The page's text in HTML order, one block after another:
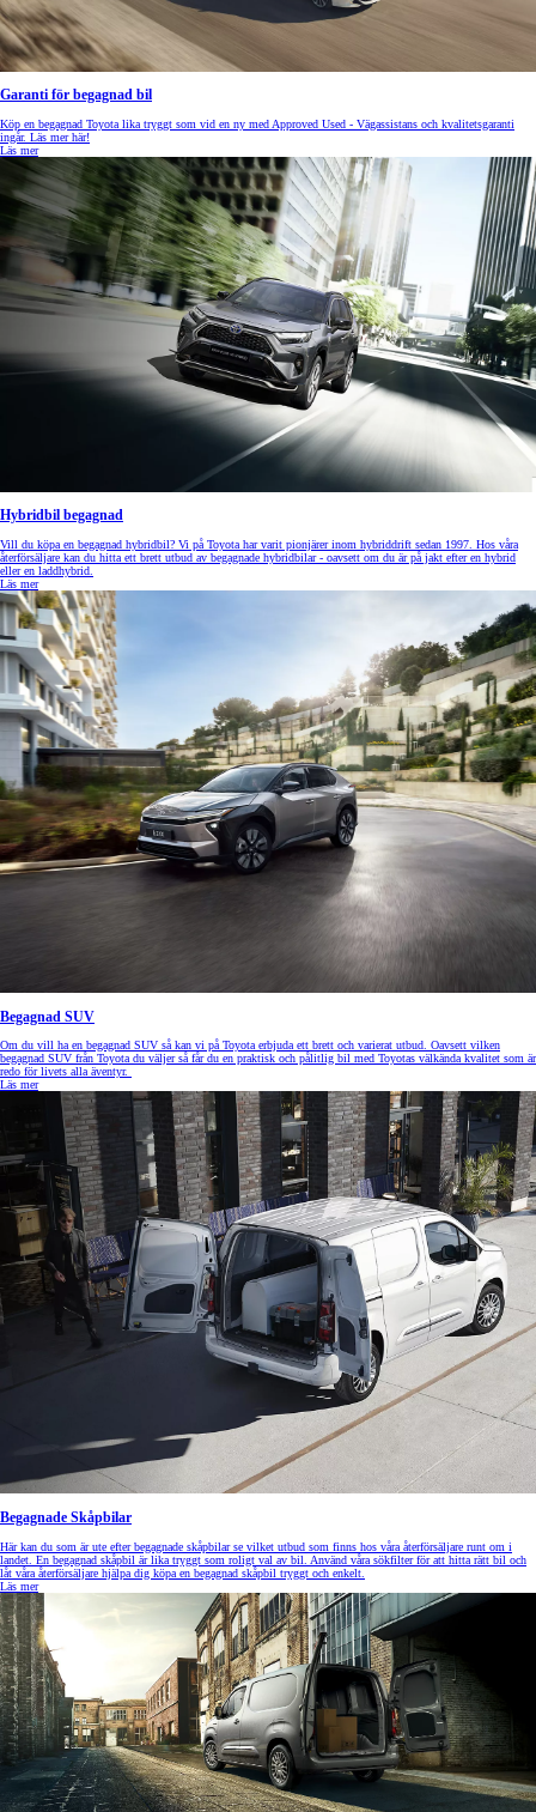
Garanti för begagnad bil
Köp en begagnad Toyota lika tryggt som vid en ny med Approved Used - Vägassistans och kvalitetsgaranti
ingår. Läs mer här!
Läs mer
Hybridbil begagnad
Vill du köpa en begagnad hybridbil? Vi på Toyota har varit pionjärer inom hybriddrift sedan 1997. Hos våra
återförsäljare kan du hitta ett brett utbud av begagnade hybridbilar - oavsett om du är på jakt efter en hybrid
eller en laddhybrid.
Läs mer
Begagnad SUV
Om du vill ha en begagnad SUV så kan vi på Toyota erbjuda ett brett och varierat utbud. Oavsett vilken
begagnad SUV från Toyota du väljer så får du en praktisk och pålitlig bil med Toyotas välkända kvalitet som är
redo för livets alla äventyr.
Läs mer
Begagnade Skåpbilar
Här kan du som är ute efter begagnade skåpbilar se vilket utbud som finns hos våra återförsäljare runt om i
landet. En begagnad skåpbil är lika tryggt som roligt val av bil. Använd våra sökfilter för att hitta rätt bil och
låt våra återförsäljare hjälpa dig köpa en begagnad skåpbil tryggt och enkelt.
Läs mer